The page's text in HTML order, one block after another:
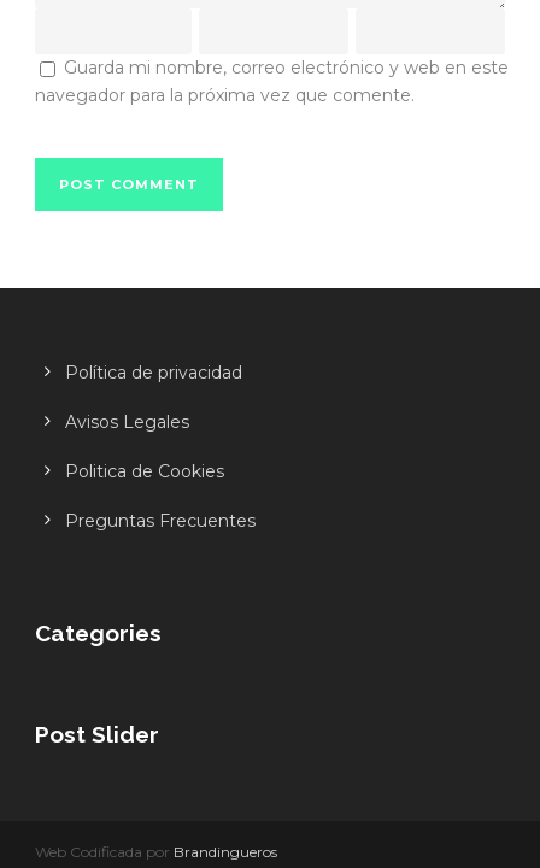
Guarda mi nombre, correo electrónico y web en este
navegador para la próxima vez que comente.
Política de privacidad
Avisos Legales
Politica de Cookies
Preguntas Frecuentes
Categories
Post Slider
Web Codificada por Brandingueros